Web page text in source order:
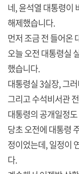
네, 윤석열 대통령이
해제했습니다.
먼저 조금 전 들어온
오늘 오전 대통령실
했습니다.
대통령실 3실장, 그
그리고 수석비서관
대통령의 공개일정
당초 오전에 대통령
정이었는데, 일정이
다.